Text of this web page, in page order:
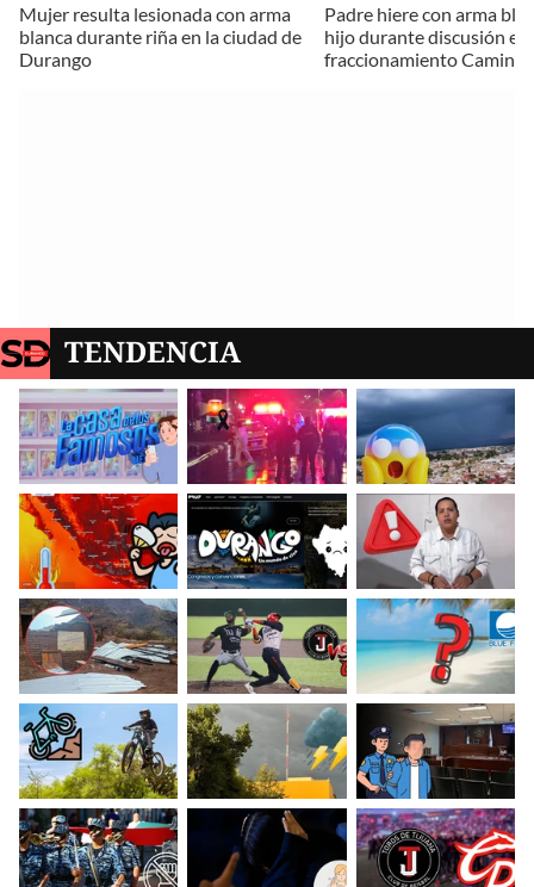
Mujer resulta lesionada con arma
blanca durante riña en la ciudad de
Durango
Padre hiere con arma
hijo durante discusión en
fraccionamiento
TENDENCIA